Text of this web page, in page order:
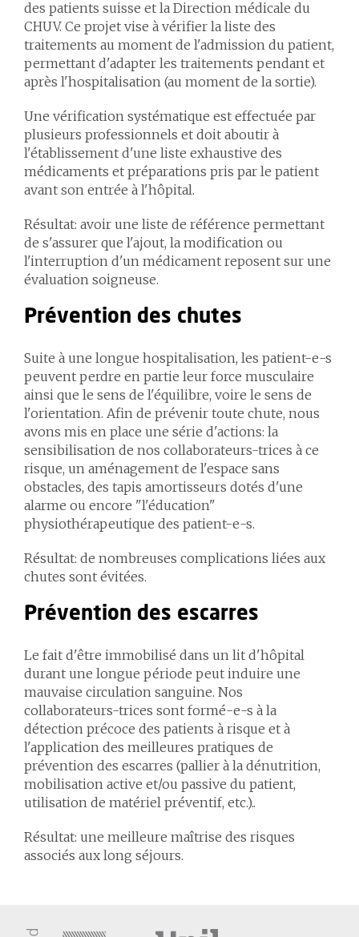
des patients suisse et la Direction médicale du
CHUV. Ce projet vise à vérifier la liste des
traitements au moment de l'admission du patient,
permettant d'adapter les traitements pendant et
après l'hospitalisation (au moment de la sortie).
Une vérification systématique est effectuée par
plusieurs professionnels et doit aboutir à
l'établissement d'une liste exhaustive des
médicaments et préparations pris par le patient
avant son entrée à l'hôpital.
Résultat: avoir une liste de référence permettant
de s'assurer que l'ajout, la modification ou
l'interruption d'un médicament reposent sur une
évaluation soigneuse.
Prévention des chutes
Suite à une longue hospitalisation, les patient-e-s
peuvent perdre en partie leur force musculaire
ainsi que le sens de l'équilibre, voire le sens de
l'orientation. Afin de prévenir toute chute, nous
avons mis en place une série d'actions: la
sensibilisation de nos collaborateurs-trices à ce
risque, un aménagement de l'espace sans
obstacles, des tapis amortisseurs dotés d'une
alarme ou encore "l'éducation"
physiothérapeutique des patient-e-s.
Résultat: de nombreuses complications liées aux
chutes sont évitées.
Prévention des escarres
Le fait d'être immobilisé dans un lit d'hôpital
durant une longue période peut induire une
mauvaise circulation sanguine. Nos
collaborateurs-trices sont formé-e-s à la
détection précoce des patients à risque et à
l'application des meilleures pratiques de
prévention des escarres (pallier à la dénutrition,
mobilisation active et/ou passive du patient,
utilisation de matériel préventif, etc.)..
Résultat: une meilleure maîtrise des risques
associés aux long séjours.